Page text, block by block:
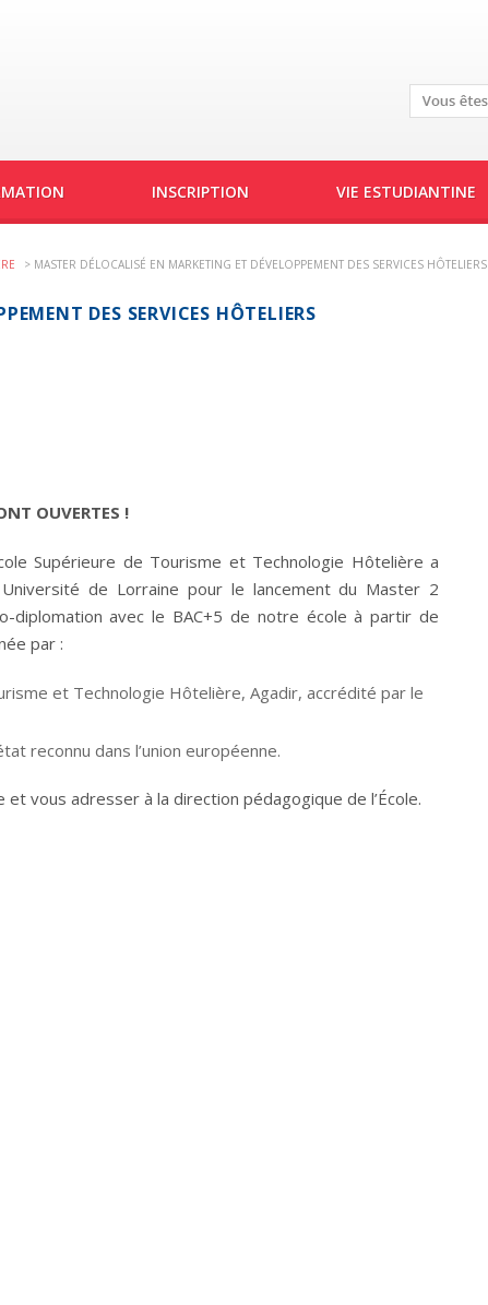
INSCRIPTION VIE ESTUDIANTINE
> MASTER DÉLOCALISÉ EN MARKETING ET DÉVELOPPEMENT DES SERVICES HÔTELIERS
DES SERVICES HÔTELIERS
OUVERTES !
Supérieure de Tourisme et Technologie Hôtelière a
de Lorraine pour le lancement du Master 2
diplomation avec le BAC+5 de notre école à partir de
par :
et Technologie Hôtelière, Agadir, accrédité par le
reconnu dans l’union européenne.
vous adresser à la direction pédagogique de l’École.